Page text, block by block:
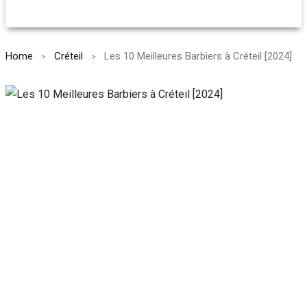
Home Créteil Les 10 Meilleures Barbiers à Créteil [2024]